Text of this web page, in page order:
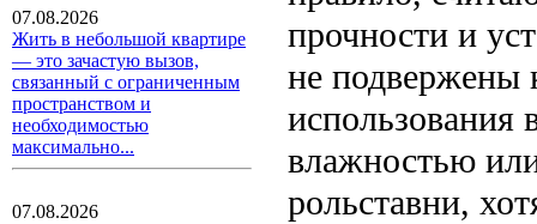
07.08.2026
Жить в небольшой квартире
— это зачастую вызов,
связанный с ограниченным
пространством и
необходимостью
максимально...
07.08.2026
прочности и
не подвержены
использования
влажностью
рольставни,